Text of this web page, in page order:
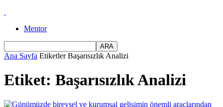
Mentor
Ana Sayfa Etiketler Başarısızlık Analizi
Etiket: Başarısızlık Analizi